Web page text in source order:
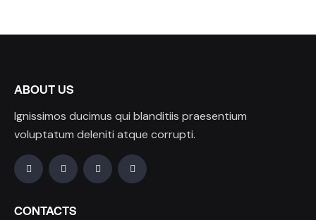
ABOUT US
Ignissimos ducimus qui blanditiis praesentium
voluptatum deleniti atque corrupti.
CONTACTS